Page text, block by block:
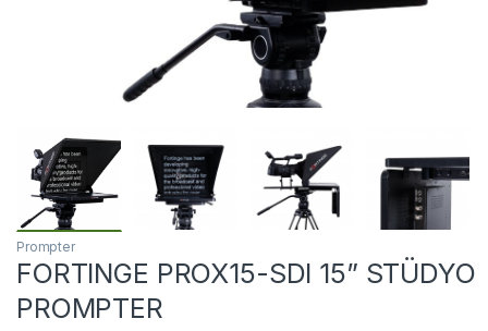
Prompter
FORTINGE PROX15-SDI 15” STÜDYO
PROMPTER